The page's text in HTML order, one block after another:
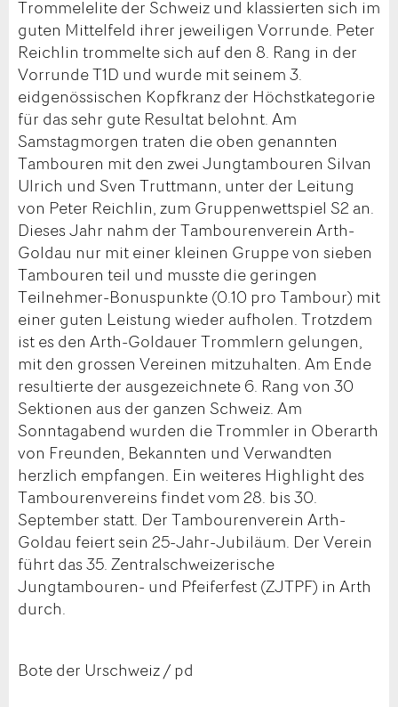
Trommelelite der Schweiz und klassierten sich im
guten Mittelfeld ihrer jeweiligen Vorrunde. Peter
Reichlin trommelte sich auf den 8. Rang in der
Vorrunde T1D und wurde mit seinem 3.
eidgenössischen Kopfkranz der Höchstkategorie
für das sehr gute Resultat belohnt. Am
Samstagmorgen traten die oben genannten
Tambouren mit den zwei Jungtambouren Silvan
Ulrich und Sven Truttmann, unter der Leitung
von Peter Reichlin, zum Gruppenwettspiel S2 an.
Dieses Jahr nahm der Tambourenverein Arth-
Goldau nur mit einer kleinen Gruppe von sieben
Tambouren teil und musste die geringen
Teilnehmer-Bonuspunkte (0.10 pro Tambour) mit
einer guten Leistung wieder aufholen. Trotzdem
ist es den Arth-Goldauer Trommlern gelungen,
mit den grossen Vereinen mitzuhalten. Am Ende
resultierte der ausgezeichnete 6. Rang von 30
Sektionen aus der ganzen Schweiz. Am
Sonntagabend wurden die Trommler in Oberarth
von Freunden, Bekannten und Verwandten
herzlich empfangen. Ein weiteres Highlight des
Tambourenvereins findet vom 28. bis 30.
September statt. Der Tambourenverein Arth-
Goldau feiert sein 25-Jahr-Jubiläum. Der Verein
führt das 35. Zentralschweizerische
Jungtambouren- und Pfeiferfest (ZJTPF) in Arth
durch.
Bote der Urschweiz / pd